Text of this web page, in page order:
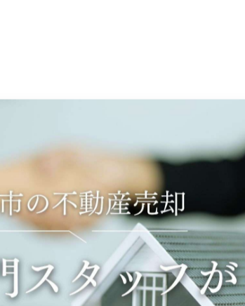
一覧に戻る
関連タグ